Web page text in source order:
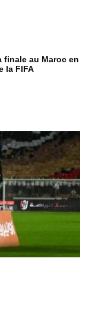
finale au Maroc en
la FIFA